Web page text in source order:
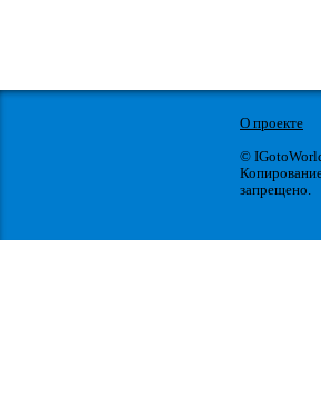
О проекте
©
запрещено.